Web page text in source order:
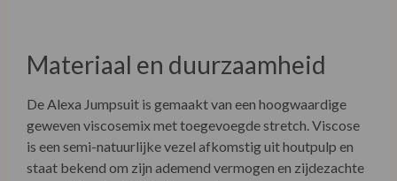
Product Care Alexa Jumpsuit
• Was binnenstebuiten op 30°C (fijnwasprogramma)
• Gebruik een mild wasmiddel, zonder bleekmiddel
• Niet in de droger